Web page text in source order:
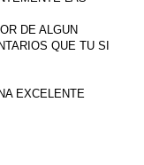
DE ALGUN
QUE TU SI
EXCELENTE